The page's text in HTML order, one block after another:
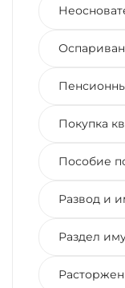
Покупка
Пособие
Развод и
Раздел